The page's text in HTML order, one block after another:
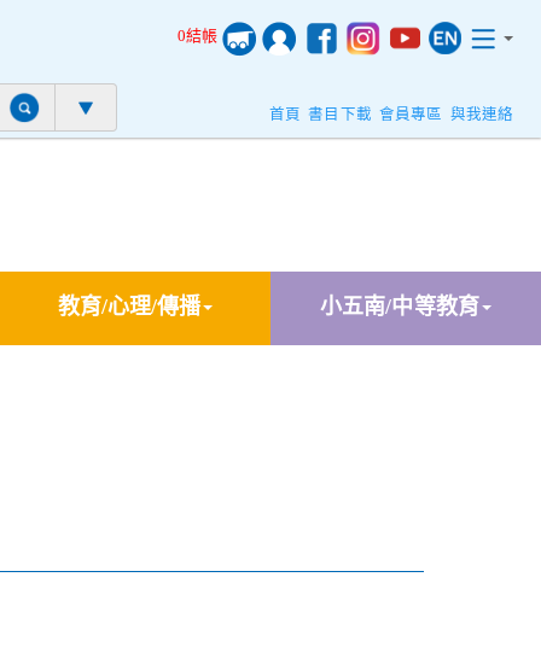
0結帳
首頁 書目下載 會員專區 與我連絡
教育/心理/傳播 小五南/中等教育